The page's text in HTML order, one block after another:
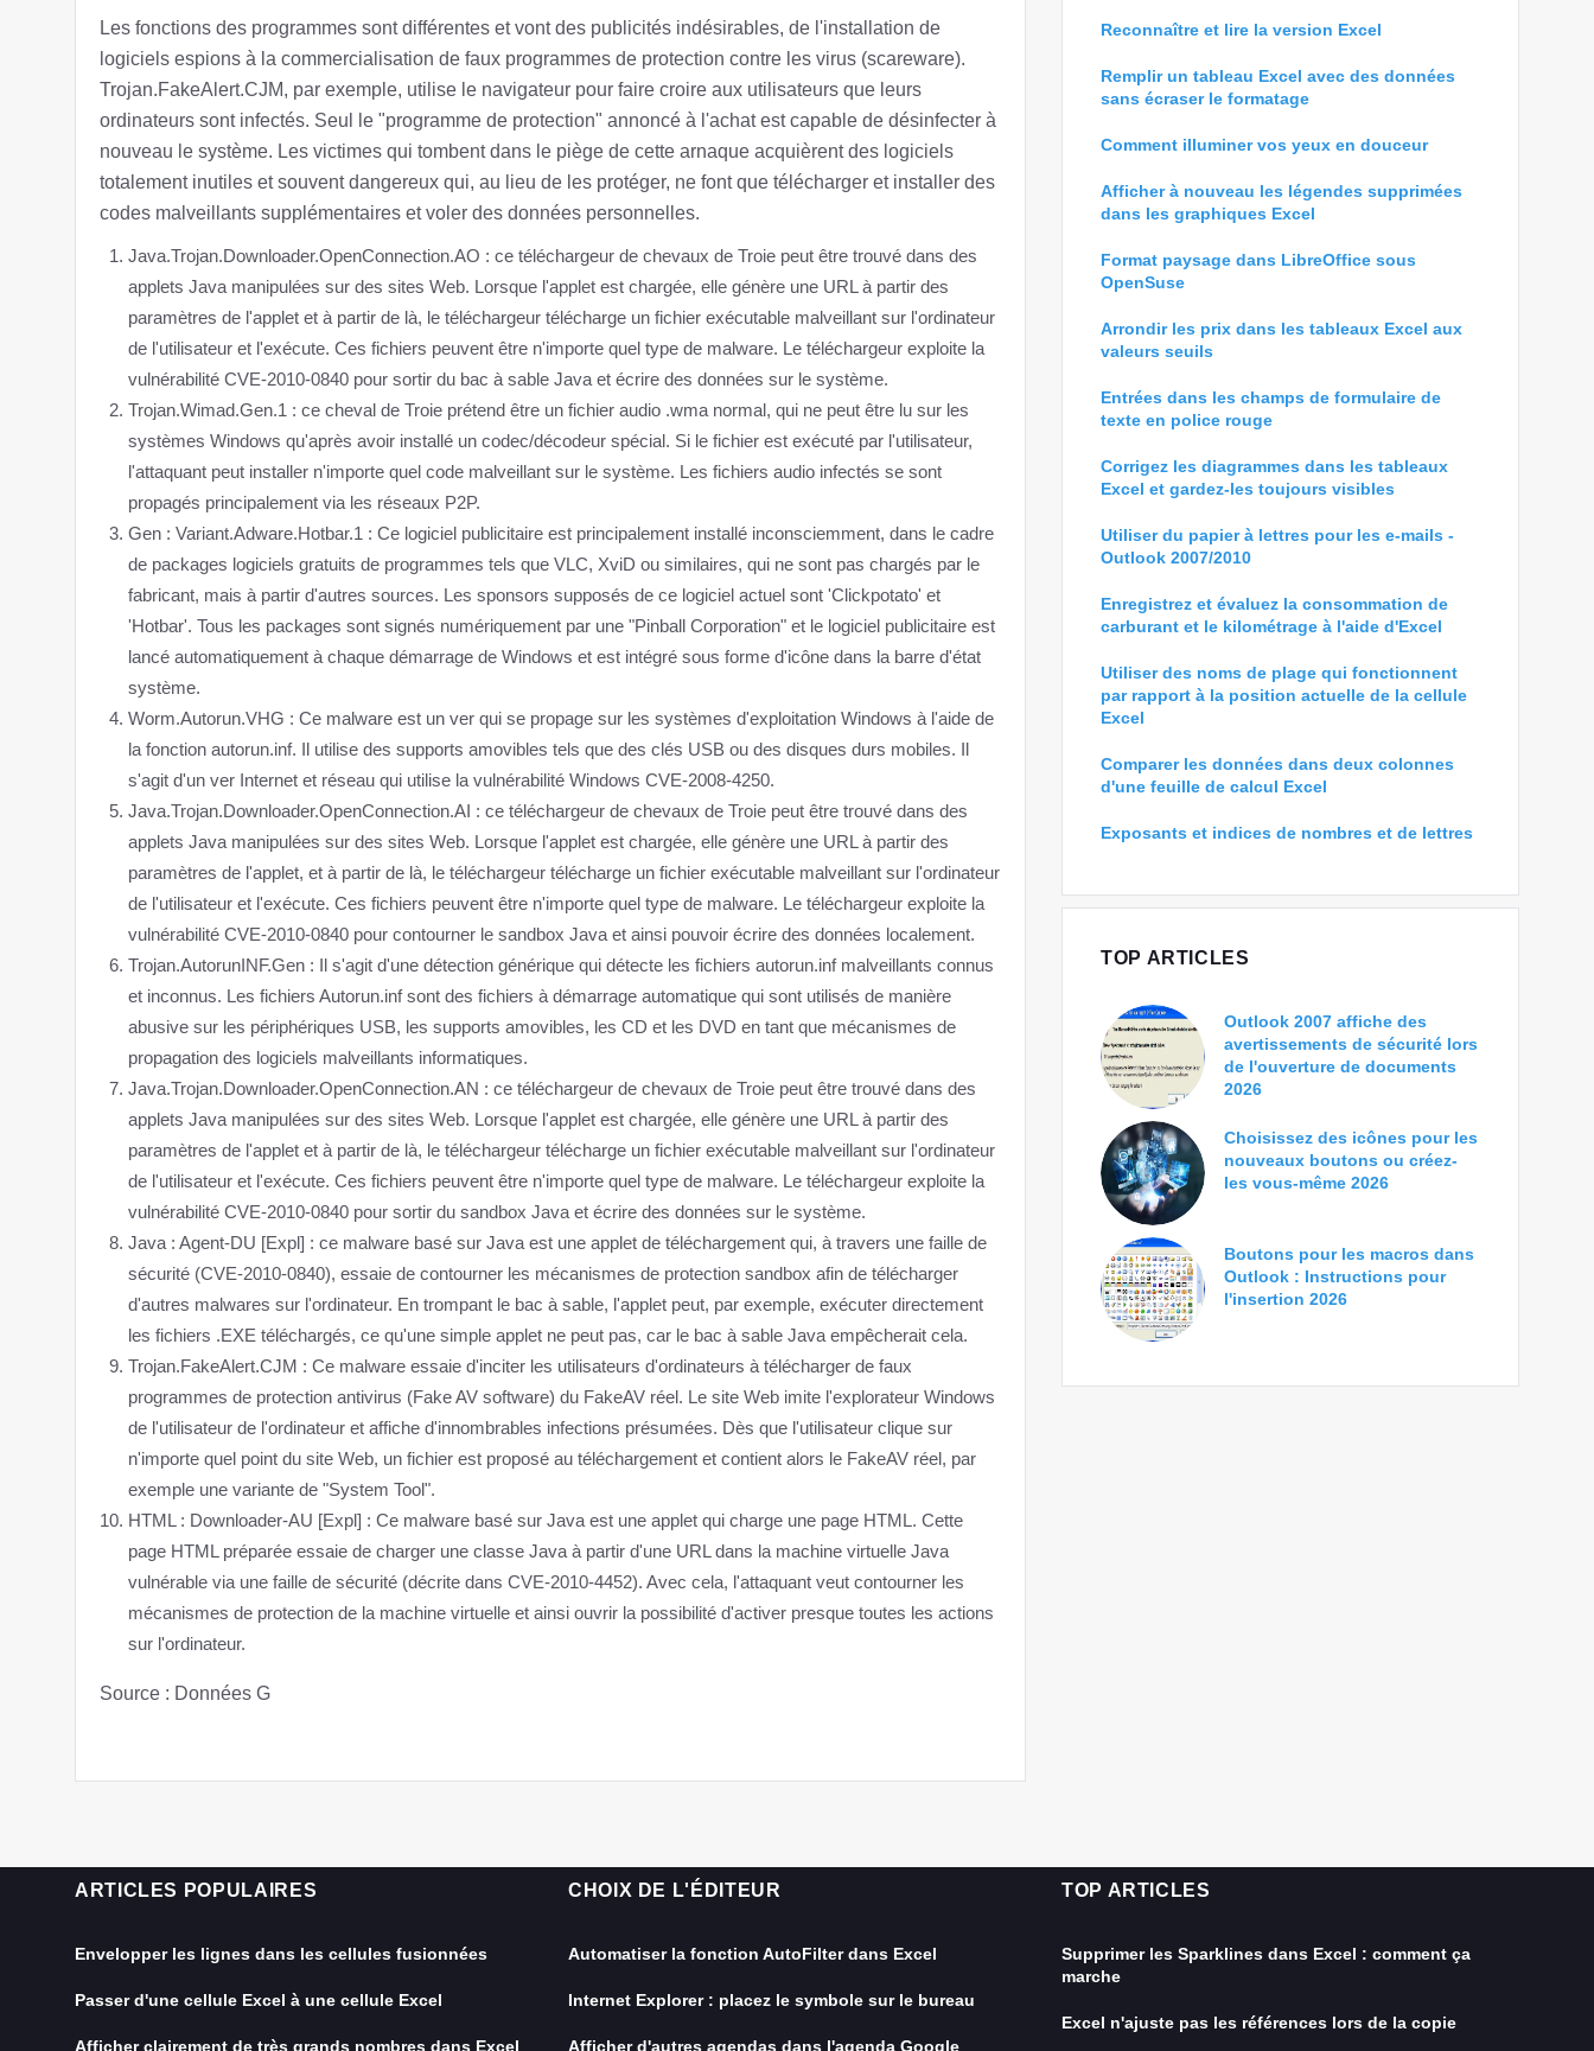
Les fonctions des programmes sont différentes et vont des publicités indésirables, de l'installation de
logiciels espions à la commercialisation de faux programmes de protection contre les virus (scareware).
Trojan.FakeAlert.CJM, par exemple, utilise le navigateur pour faire croire aux utilisateurs que leurs
ordinateurs sont infectés. Seul le "programme de protection" annoncé à l'achat est capable de désinfecter à
nouveau le système. Les victimes qui tombent dans le piège de cette arnaque acquièrent des logiciels
totalement inutiles et souvent dangereux qui, au lieu de les protéger, ne font que télécharger et installer des
codes malveillants supplémentaires et voler des données personnelles.
Java.Trojan.Downloader.OpenConnection.AO : ce téléchargeur de chevaux de Troie peut être trouvé dans des
applets Java manipulées sur des sites Web. Lorsque l'applet est chargée, elle génère une URL à partir des
paramètres de l'applet et à partir de là, le téléchargeur télécharge un fichier exécutable malveillant sur l'ordinateur
de l'utilisateur et l'exécute. Ces fichiers peuvent être n'importe quel type de malware. Le téléchargeur exploite la
vulnérabilité CVE-2010-0840 pour sortir du bac à sable Java et écrire des données sur le système.
Trojan.Wimad.Gen.1 : ce cheval de Troie prétend être un fichier audio .wma normal, qui ne peut être lu sur les
systèmes Windows qu'après avoir installé un codec/décodeur spécial. Si le fichier est exécuté par l'utilisateur,
l'attaquant peut installer n'importe quel code malveillant sur le système. Les fichiers audio infectés se sont
propagés principalement via les réseaux P2P.
Gen : Variant.Adware.Hotbar.1 : Ce logiciel publicitaire est principalement installé inconsciemment, dans le cadre
de packages logiciels gratuits de programmes tels que VLC, XviD ou similaires, qui ne sont pas chargés par le
fabricant, mais à partir d'autres sources. Les sponsors supposés de ce logiciel actuel sont 'Clickpotato' et
'Hotbar'. Tous les packages sont signés numériquement par une "Pinball Corporation" et le logiciel publicitaire est
lancé automatiquement à chaque démarrage de Windows et est intégré sous forme d'icône dans la barre d'état
système.
Worm.Autorun.VHG : Ce malware est un ver qui se propage sur les systèmes d'exploitation Windows à l'aide de
la fonction autorun.inf. Il utilise des supports amovibles tels que des clés USB ou des disques durs mobiles. Il
s'agit d'un ver Internet et réseau qui utilise la vulnérabilité Windows CVE-2008-4250.
Java.Trojan.Downloader.OpenConnection.AI : ce téléchargeur de chevaux de Troie peut être trouvé dans des
applets Java manipulées sur des sites Web. Lorsque l'applet est chargée, elle génère une URL à partir des
paramètres de l'applet, et à partir de là, le téléchargeur télécharge un fichier exécutable malveillant sur l'ordinateur
de l'utilisateur et l'exécute. Ces fichiers peuvent être n'importe quel type de malware. Le téléchargeur exploite la
vulnérabilité CVE-2010-0840 pour contourner le sandbox Java et ainsi pouvoir écrire des données localement.
Trojan.AutorunINF.Gen : Il s'agit d'une détection générique qui détecte les fichiers autorun.inf malveillants connus
et inconnus. Les fichiers Autorun.inf sont des fichiers à démarrage automatique qui sont utilisés de manière
abusive sur les périphériques USB, les supports amovibles, les CD et les DVD en tant que mécanismes de
propagation des logiciels malveillants informatiques.
Java.Trojan.Downloader.OpenConnection.AN : ce téléchargeur de chevaux de Troie peut être trouvé dans des
applets Java manipulées sur des sites Web. Lorsque l'applet est chargée, elle génère une URL à partir des
paramètres de l'applet et à partir de là, le téléchargeur télécharge un fichier exécutable malveillant sur l'ordinateur
de l'utilisateur et l'exécute. Ces fichiers peuvent être n'importe quel type de malware. Le téléchargeur exploite la
vulnérabilité CVE-2010-0840 pour sortir du sandbox Java et écrire des données sur le système.
Java : Agent-DU [Expl] : ce malware basé sur Java est une applet de téléchargement qui, à travers une faille de
sécurité (CVE-2010-0840), essaie de contourner les mécanismes de protection sandbox afin de télécharger
d'autres malwares sur l'ordinateur. En trompant le bac à sable, l'applet peut, par exemple, exécuter directement
les fichiers .EXE téléchargés, ce qu'une simple applet ne peut pas, car le bac à sable Java empêcherait cela.
Trojan.FakeAlert.CJM : Ce malware essaie d'inciter les utilisateurs d'ordinateurs à télécharger de faux
programmes de protection antivirus (Fake AV software) du FakeAV réel. Le site Web imite l'explorateur Windows
de l'utilisateur de l'ordinateur et affiche d'innombrables infections présumées. Dès que l'utilisateur clique sur
n'importe quel point du site Web, un fichier est proposé au téléchargement et contient alors le FakeAV réel, par
exemple une variante de "System Tool".
HTML : Downloader-AU [Expl] : Ce malware basé sur Java est une applet qui charge une page HTML. Cette
page HTML préparée essaie de charger une classe Java à partir d'une URL dans la machine virtuelle Java
vulnérable via une faille de sécurité (décrite dans CVE-2010-4452). Avec cela, l'attaquant veut contourner les
mécanismes de protection de la machine virtuelle et ainsi ouvrir la possibilité d'activer presque toutes les actions
sur l'ordinateur.
Source : Données G
Reconnaître et lire la version Excel
Remplir un tableau Excel avec des données
sans écraser le formatage
Comment illuminer vos yeux en douceur
Afficher à nouveau les légendes supprimées
dans les graphiques Excel
Format paysage dans LibreOffice sous
OpenSuse
Arrondir les prix dans les tableaux Excel aux
valeurs seuils
Entrées dans les champs de formulaire de
texte en police rouge
Corrigez les diagrammes dans les tableaux
Excel et gardez-les toujours visibles
Utiliser du papier à lettres pour les e-mails -
Outlook 2007/2010
Enregistrez et évaluez la consommation de
carburant et le kilométrage à l'aide d'Excel
Utiliser des noms de plage qui fonctionnent
par rapport à la position actuelle de la cellule
Excel
Comparer les données dans deux colonnes
d'une feuille de calcul Excel
Exposants et indices de nombres et de lettres
TOP ARTICLES
Outlook 2007 affiche des
avertissements de sécurité lors
de l'ouverture de documents
2026
Choisissez des icônes pour les
nouveaux boutons ou créez-
les vous-même 2026
Boutons pour les macros dans
Outlook : Instructions pour
l'insertion 2026
ARTICLES POPULAIRES
Envelopper les lignes dans les cellules fusionnées
Passer d'une cellule Excel à une cellule Excel
Afficher clairement de très grands nombres dans Excel
CHOIX DE L'ÉDITEUR
Automatiser la fonction AutoFilter dans Excel
Internet Explorer : placez le symbole sur le bureau
Afficher d'autres agendas dans l'agenda Google
TOP ARTICLES
Supprimer les Sparklines dans Excel : comment ça
marche
Excel n'ajuste pas les références lors de la copie